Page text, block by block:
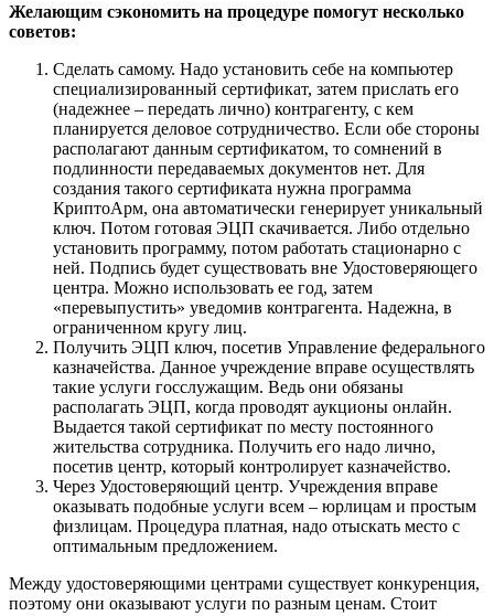
Желающим сэкономить на процедуре помогут несколько
советов:
Сделать самому. Надо установить себе на компьютер
специализированный сертификат, затем прислать его
(надежнее – передать лично) контрагенту, с кем
планируется деловое сотрудничество. Если обе стороны
располагают данным сертификатом, то сомнений в
подлинности передаваемых документов нет. Для
создания такого сертификата нужна программа
КриптоАрм, она автоматически генерирует уникальный
ключ. Потом готовая ЭЦП скачивается. Либо отдельно
установить программу, потом работать стационарно с
ней. Подпись будет существовать вне Удостоверяющего
центра. Можно использовать ее год, затем
«перевыпустить» уведомив контрагента. Надежна, в
ограниченном кругу лиц.
Получить ЭЦП ключ, посетив Управление федерального
казначейства. Данное учреждение вправе осуществлять
такие услуги госслужащим. Ведь они обязаны
располагать ЭЦП, когда проводят аукционы онлайн.
Выдается такой сертификат по месту постоянного
жительства сотрудника. Получить его надо лично,
посетив центр, который контролирует казначейство.
Через Удостоверяющий центр. Учреждения вправе
оказывать подобные услуги всем – юрлицам и простым
физлицам. Процедура платная, надо отыскать место с
оптимальным предложением.
Между удостоверяющими центрами существует конкуренция,
поэтому они оказывают услуги по разным ценам. Стоит